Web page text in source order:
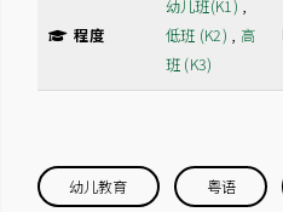
程度
幼儿班(K1) ,
低班 (K2) , 高
班 (K3)
幼儿教育 粤语